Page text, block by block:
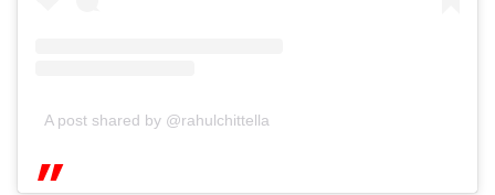
A post shared by @rahulchittella